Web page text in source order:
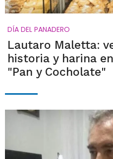
DÍA DEL PANADERO
Lautaro Maletta:
historia y harina
"Pan y Cocholate"